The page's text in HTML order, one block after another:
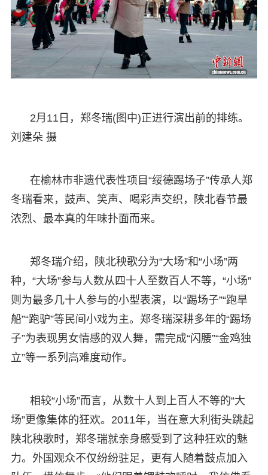
2月11日，郑冬瑞(图中)正进行演出前的排练。
刘建朵 摄
在榆林市非遗代表性项目“绥德踢场子”传承人郑
冬瑞看来，鼓声、笑声、喝彩声交织，陕北春节最
浓烈、最本真的年味扑面而来。
郑冬瑞介绍，陕北秧歌分为“大场”和“小场”两
种，“大场”参与人数从四十人至数百人不等，“小场”
则为最多几十人参与的小型表演，以“踢场子”“跑旱
船”“跑驴”等民间小戏为主。郑冬瑞深耕多年的“踢场
子”为表现男女情感的双人舞，需完成“闪腰”“金鸡独
立”等一系列高难度动作。
相较“小场”而言，从数十人到上百人不等的“大
场”更像集体的狂欢。2011年，当在意大利街头跳起
陕北秧歌时，郑冬瑞就亲身感受到了这种狂欢的魅
力。外国观众不仅纷纷驻足，更有人随着鼓点加入